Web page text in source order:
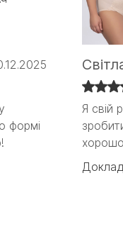
формі
формі
Я свій
Я свій
пробу